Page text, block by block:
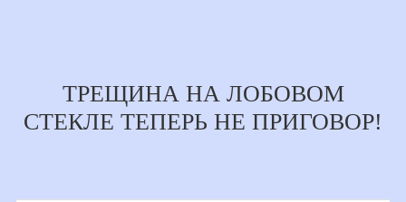
ТРЕЩИНА НА ЛОБОВОМ
СТЕКЛЕ ТЕПЕРЬ НЕ ПРИГОВОР!